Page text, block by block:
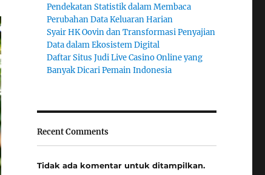
Pendekatan Statistik dalam Membaca
Perubahan Data Keluaran Harian
Syair HK Oovin dan Transformasi Penyajian
Data dalam Ekosistem Digital
Daftar Situs Judi Live Casino Online yang
Banyak Dicari Pemain Indonesia
Recent Comments
Tidak ada komentar untuk ditampilkan.